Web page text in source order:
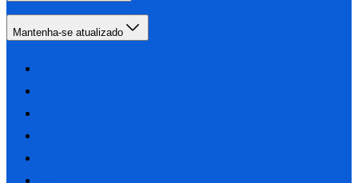
Mantenha-se atualizado